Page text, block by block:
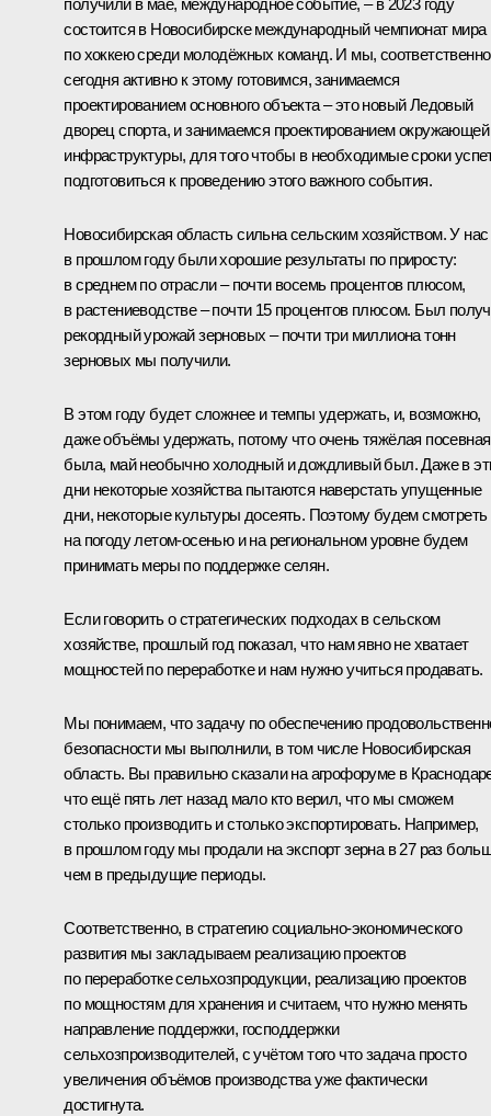
состоится в Новосибирске международный чемпионат мира
по хоккею среди молодёжных команд. И мы,
сегодня активно к этому готовимся, занимаемся
проектированием основного объекта – это новый Ледовый
дворец спорта, и занимаемся проектированием окружающей
инфраструктуры, для того чтобы в необходимые сроки
подготовиться к проведению этого важного события.
Новосибирская область сильна сельским хозяйством. У нас
в прошлом году были хорошие результаты по приросту:
в среднем по отрасли – почти восемь процентов плюсом,
в растениеводстве – почти 15 процентов плюсом. Был
рекордный урожай зерновых – почти три миллиона тонн
зерновых мы получили.
В этом году будет сложнее и темпы удержать, и, возможно,
даже объёмы удержать, потому что очень тяжёлая посевная
была, май необычно холодный и дождливый был. Даже в
дни некоторые хозяйства пытаются наверстать упущенные
дни, некоторые культуры досеять. Поэтому будем смотреть
на погоду летом-осенью и на региональном уровне будем
принимать меры по поддержке селян.
Если говорить о стратегических подходах в сельском
хозяйстве, прошлый год показал, что нам явно не хватает
мощностей по переработке и нам нужно учиться продавать.
Мы понимаем, что задачу по обеспечению
безопасности мы выполнили, в том числе Новосибирская
область. Вы правильно сказали на агрофоруме в
что ещё пять лет назад мало кто верил, что мы сможем
столько производить и столько экспортировать. Например,
в прошлом году мы продали на экспорт зерна в 27 раз
чем в предыдущие периоды.
Соответственно, в стратегию социально-экономического
развития мы закладываем реализацию проектов
по переработке сельхозпродукции, реализацию проектов
по мощностям для хранения и считаем, что нужно менять
направление поддержки, господдержки
сельхозпроизводителей, с учётом того что задача просто
увеличения объёмов производства уже фактически
достигнута.